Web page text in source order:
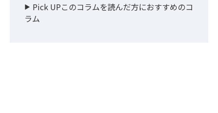
Pick UPこのコラムを読んだ方におすすめのコ
ラム